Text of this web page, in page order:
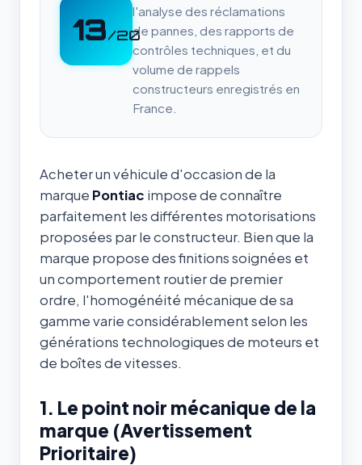
13/20
l'analyse des réclamations
de pannes, des rapports de
contrôles techniques, et du
volume de rappels
constructeurs enregistrés en
France.
Acheter un véhicule d'occasion de la
marque Pontiac impose de connaître
parfaitement les différentes motorisations
proposées par le constructeur. Bien que la
marque propose des finitions soignées et
un comportement routier de premier
ordre, l'homogénéité mécanique de sa
gamme varie considérablement selon les
générations technologiques de moteurs et
de boîtes de vitesses.
1. Le point noir mécanique de la
marque (Avertissement
Prioritaire)